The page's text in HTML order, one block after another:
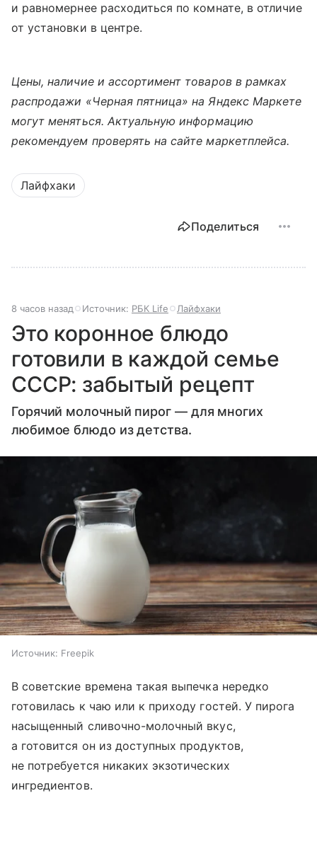
и равномернее расходиться по комнате, в отличие
от установки в центре.
Цены, наличие и ассортимент товаров в рамках
распродажи «Черная пятница» на Яндекс Маркете
могут меняться. Актуальную информацию
рекомендуем проверять на сайте маркетплейса.
Лайфхаки
Поделиться
8 часов назад Источник: РБК Life Лайфхаки
Это коронное блюдо
готовили в каждой семье
СССР: забытый рецепт
Горячий молочный пирог — для многих
любимое блюдо из детства.
Источник: Freepik
В советские времена такая выпечка нередко
готовилась к чаю или к приходу гостей. У пирога
насыщенный сливочно-молочный вкус,
а готовится он из доступных продуктов,
не потребуется никаких экзотических
ингредиентов.